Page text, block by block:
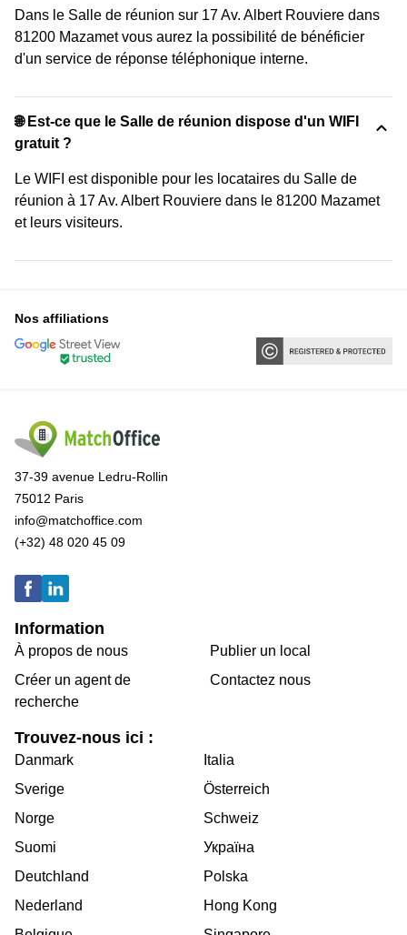
Dans le Salle de réunion sur 17 Av. Albert Rouviere dans
81200 Mazamet vous aurez la possibilité de bénéficier
d'un service de réponse téléphonique interne.
🌐 Est-ce que le Salle de réunion dispose d'un WIFI
gratuit ?
Le WIFI est disponible pour les locataires du Salle de
réunion à 17 Av. Albert Rouviere dans le 81200 Mazamet
et leurs visiteurs.
Nos affiliations
37-39 avenue Ledru-Rollin
75012 Paris
info@matchoffice.com
(+32) 48 020 45 09
Information
À propos de nous
Créer un agent de
recherche
Publier un local
Contactez nous
Trouvez-nous ici :
Danmark
Sverige
Norge
Suomi
Deutchland
Nederland
Italia
Österreich
Schweiz
Україна
Polska
Hong Kong